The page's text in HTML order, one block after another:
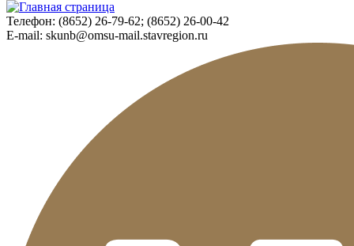
Телефон: (8652) 26-79-62; (8652) 26-00-42
E-mail: skunb@omsu-mail.stavregion.ru